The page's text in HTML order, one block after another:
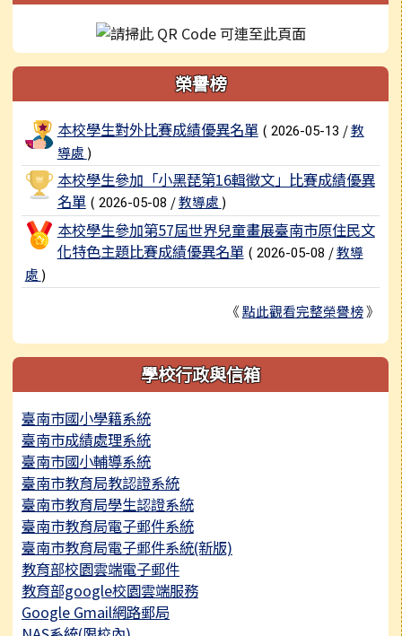
榮譽榜
榮譽榜列表
本校學生對外比賽成績優異名單 ( 2026-05-13 /教
導處 )
本校學生參加「小黑琵第16輯徵文」比賽成績優異
名單 ( 2026-05-08 /教導處 )
本校學生參加第57屆世界兒童畫展臺南市原住民文
化特色主題比賽成績優異名單 ( 2026-05-08 /教導
處 )
《點此觀看完整榮譽榜》
學校行政與信箱
臺南市國小學籍系統
臺南市成績處理系統
臺南市國小輔導系統
臺南市教育局教認證系統
臺南市教育局學生認證系統
臺南市教育局電子郵件系統
臺南市教育局電子郵件系統(新版)
教育部校園雲端電子郵件
教育部google校園雲端服務
Google Gmail網路郵局